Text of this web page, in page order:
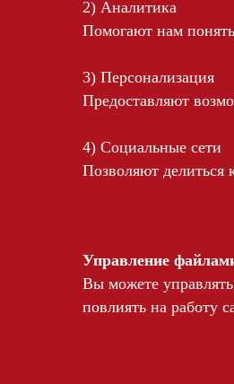
2) Аналитика
Помогают нам
3) Персонализация
Предоставляют
4) Социальные сети
Позволяют делиться
Управление
Вы можете
повлиять на работу